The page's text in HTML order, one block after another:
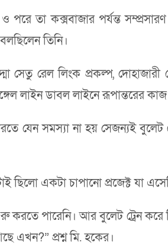
পরে তা কক্সবাজার পর্যন্ত
তিনি।
রেল লিংক প্রকল্প, দোহাজারী
লাইন ডাবল লাইনে রূপান্তরের
যেন সমস্যা না হয় সেজন্যই বুলেট
ছিলো একটা চাপানো প্রজেক্ট যা
করতে পারেনি। আর বুলেট ট্রেন করে
এখন?” প্রশ্ন মি. হকের।